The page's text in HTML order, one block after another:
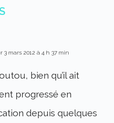
3 mars 2012 à 4 h 37 min
bien qu’il ait
progressé en
depuis quelques